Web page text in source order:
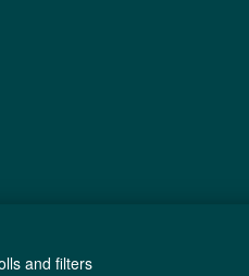
and filters